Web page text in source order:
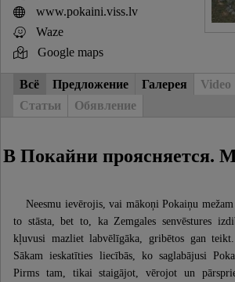
www.pokaini.viss.lv
Waze
Google maps
Всё Предложение Галерея Video
Статьи
Обявление
В Покайни проясняется.
Neesmu ievērojis, vai mākoņi Pokaiņu
to stāsta, bet to, ka Zemgales senvēstures
kļuvusi mazliet labvēlīgāka, gribētos gan
Sākam ieskatīties liecībās, ko saglabājusi
Pirms tam, tikai staigājot, vērojot un